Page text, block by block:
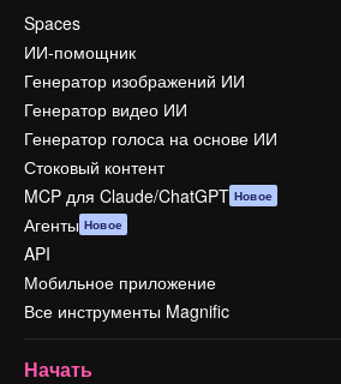
Spaces
ИИ-помощник
Генератор изображений ИИ
Генератор видео ИИ
Генератор голоса на основе ИИ
Стоковый контент
MCP для Claude/ChatGPT Новое
Агенты Новое
API
Мобильное приложение
Все инструменты Magnific
Начать